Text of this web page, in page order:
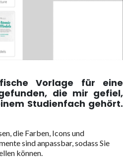
Vorlage für eine
die mir gefiel,
Studienfach gehört.
die Farben, Icons und
sind anpassbar, sodass Sie
können.